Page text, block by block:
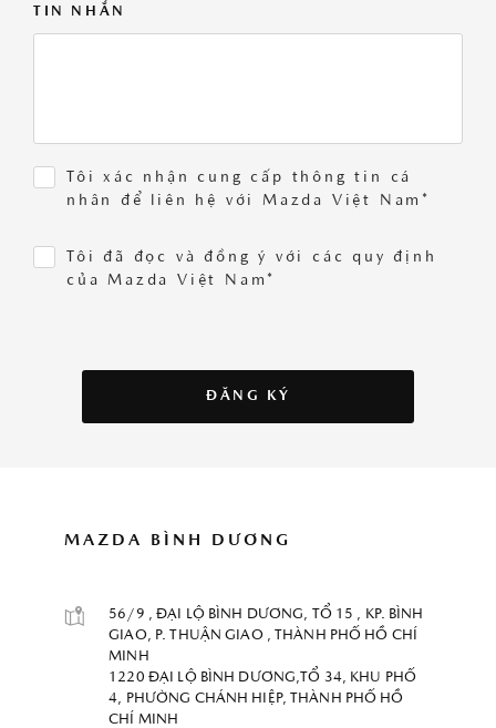
TIN NHẮN
Tôi xác nhận cung cấp thông tin cá
nhân để liên hệ với Mazda Việt Nam*
Tôi đã đọc và đồng ý với các quy định
của Mazda Việt Nam*
ĐĂNG KÝ
MAZDA BÌNH DƯƠNG
56/9 , ĐẠI LỘ BÌNH DƯƠNG, TỔ 15 , KP. BÌNH
GIAO, P. THUẬN GIAO , THÀNH PHỐ HỒ CHÍ
MINH
1220 ĐẠI LỘ BÌNH DƯƠNG,TỔ 34, KHU PHỐ
4, PHƯỜNG CHÁNH HIỆP, THÀNH PHỐ HỒ
CHÍ MINH